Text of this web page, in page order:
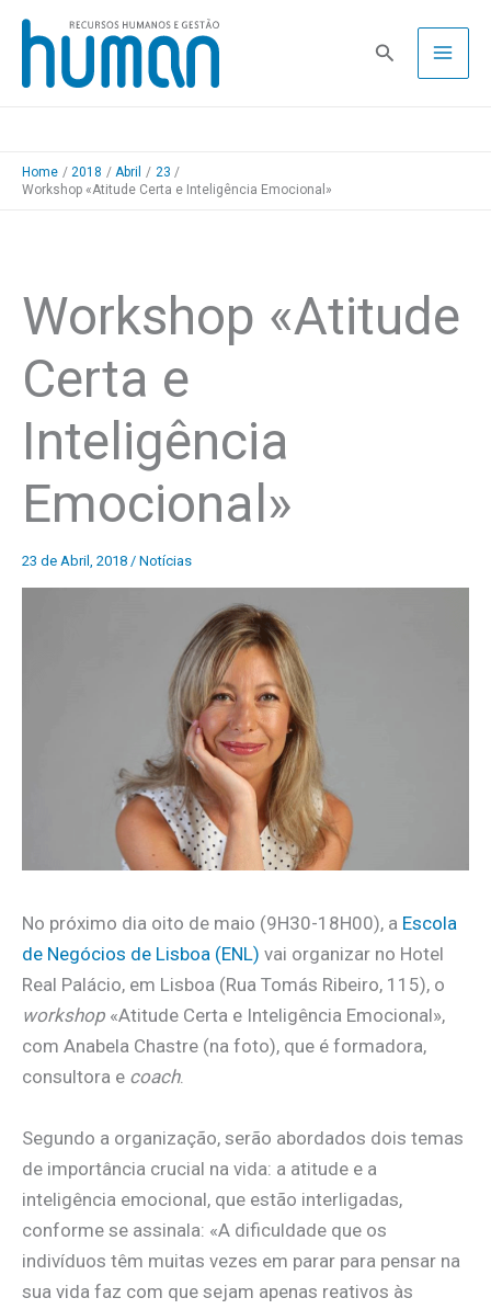
Skip
content
Pesquisa
Home 2018 Abril
23
Workshop «Atitude Certa e Inteligência Emocional»
Workshop «Atitude
Certa e
Inteligência
Emocional»
23 de Abril, 2018 / Notícias
No próximo dia oito de maio (9H30-18H00), a Escola
de Negócios de Lisboa (ENL) vai organizar no Hotel
Real Palácio, em Lisboa (Rua Tomás Ribeiro, 115), o
workshop «Atitude Certa e Inteligência Emocional»,
com Anabela Chastre (na foto), que é formadora,
consultora e coach.
Segundo a organização, serão abordados dois temas
de importância crucial na vida: a atitude e a
inteligência emocional, que estão interligadas,
conforme se assinala: «A dificuldade que os
indivíduos têm muitas vezes em parar para pensar na
sua vida faz com que sejam apenas reativos às